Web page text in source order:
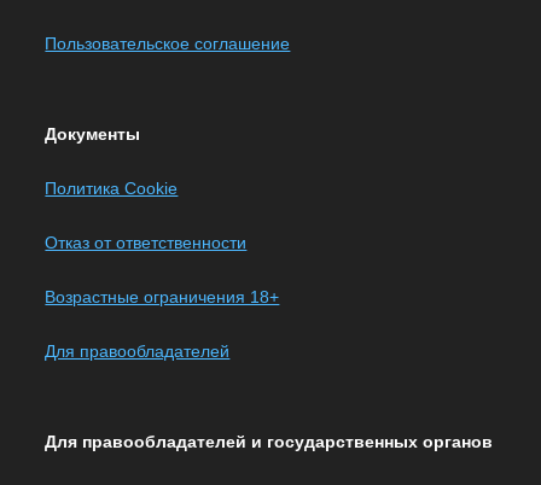
Пользовательское соглашение
Документы
Политика Cookie
Отказ от ответственности
Возрастные ограничения 18+
Для правообладателей
Для правообладателей и государственных органов